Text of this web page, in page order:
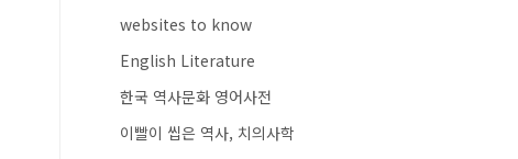
websites to know
English Literature
한국 역사문화 영어사전
이빨이 씹은 역사, 치의사학